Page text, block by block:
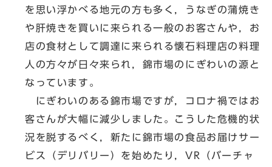
を思い浮かべる地元の方も多く，うなぎの蒲焼き
や肝焼きを買いに来られる一般のお客さんや，お
店の食材として調達に来られる懐石料理店の料理
人の方々が日々来られ，錦市場のにぎわいの源と
なっています。
にぎわいのある錦市場ですが，コロナ禍ではお
客さんが大幅に減少しました。こうした危機的状
況を脱するべく，新たに錦市場の食品お届けサー
ビス（デリバリー）を始めたり，VR（バーチャ